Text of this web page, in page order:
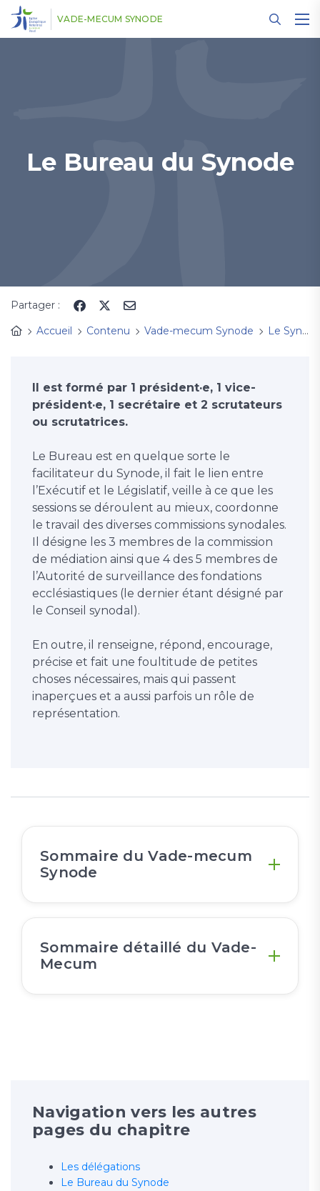
VADE-MECUM SYNODE
Le Bureau du Synode
Partager :
Accueil
Contenu Vade-mecum Synode Le Synode (Présentation, composition, actions)
Il est formé par 1 président·e, 1 vice-
président·e, 1 secrétaire et 2 scrutateurs
ou scrutatrices.
Le Bureau est en quelque sorte le
facilitateur du Synode, il fait le lien entre
l’Exécutif et le Législatif, veille à ce que les
sessions se déroulent au mieux, coordonne
le travail des diverses commissions synodales.
Il désigne les 3 membres de la commission
de médiation ainsi que 4 des 5 membres de
l’Autorité de surveillance des fondations
ecclésiastiques (le dernier étant désigné par
le Conseil synodal).
En outre, il renseigne, répond, encourage,
précise et fait une foultitude de petites
choses nécessaires, mais qui passent
inaperçues et a aussi parfois un rôle de
représentation.
Sommaire du Vade-mecum
Synode
Sommaire détaillé du Vade-
Mecum
Navigation vers les autres
pages du chapitre
Les délégations
Le Bureau du Synode
Panneau de gestion des cookies